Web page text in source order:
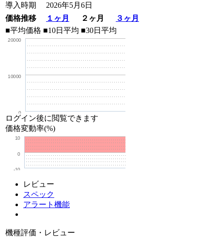
導入時期
2026年5月6日
価格推移
１ヶ月 ２ヶ月
３ヶ月
■平均価格 ■10日平均 ■30日平均
0
10000
20000
ログイン後に閲覧できます
価格変動率(%)
-10
0
10
レビュー
スペック
アラート機能
機種評価・レビュー